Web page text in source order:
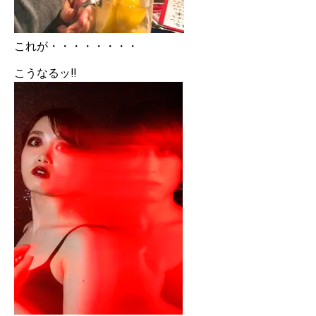
これが・・・・・・・・
こうなるッ‼